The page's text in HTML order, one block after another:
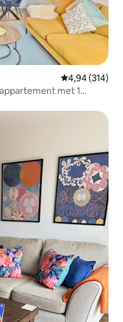
Gemiddelde
4,94 (314)
met 1